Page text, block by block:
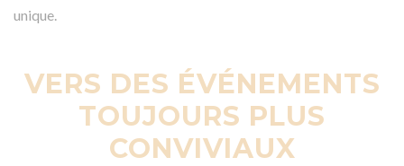
unique.
VERS DES ÉVÉNEMENTS
TOUJOURS PLUS
CONVIVIAUX